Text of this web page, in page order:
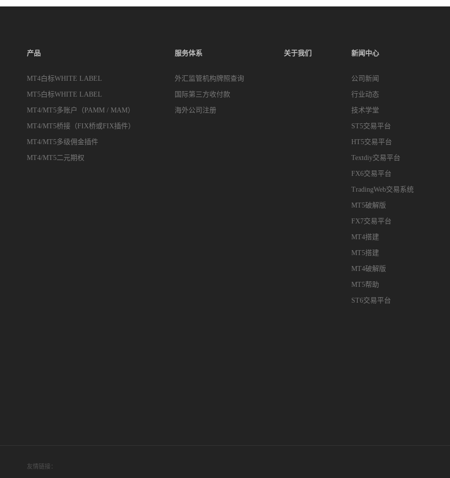
产品
MT4白标WHITE LABEL
MT5白标WHITE LABEL
MT4/MT5多账户（PAMM / MAM）
MT4/MT5桥接（FIX桥或FIX插件）
MT4/MT5多级佣金插件
MT4/MT5二元期权
服务体系
外汇监管机构牌照查询
国际第三方收付款
海外公司注册
关于我们 新闻中心
公司新闻
行业动态
技术学堂
ST5交易平台
HT5交易平台
Textdiy交易平台
FX6交易平台
TradingWeb交易系统
MT5破解版
FX7交易平台
MT4搭建
MT5搭建
MT4破解版
MT5帮助
ST6交易平台
友情链接：